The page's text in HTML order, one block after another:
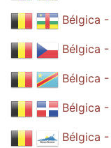
Bélgica
Bélgica
Bélgica
Bélgica
Bélgica